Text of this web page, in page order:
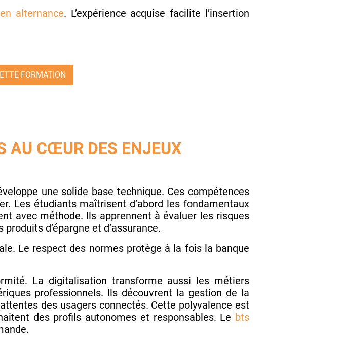
alternance. L’expérience acquise facilite l’insertion
FORMATION
AU CŒUR DES ENJEUX
une solide base technique. Ces compétences
Les étudiants maîtrisent d’abord les fondamentaux
avec méthode. Ils apprennent à évaluer les risques
d’épargne et d’assurance.
Le respect des normes protège à la fois la banque
La digitalisation transforme aussi les métiers
professionnels. Ils découvrent la gestion de la
des usagers connectés. Cette polyvalence est
des profils autonomes et responsables. Le bts